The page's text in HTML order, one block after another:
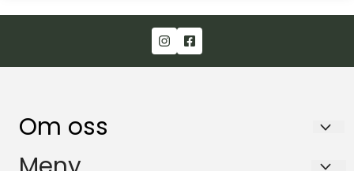
Om oss
BART AS